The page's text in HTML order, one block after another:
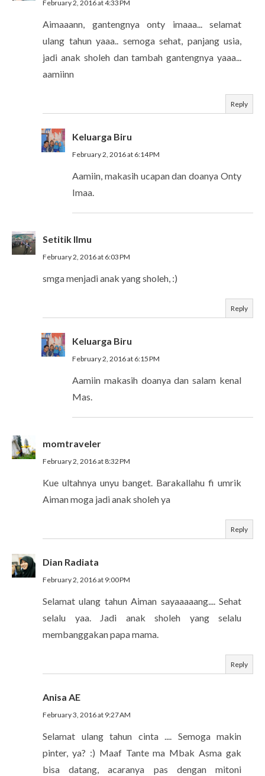
February 2, 2016 at 4:33 PM
Aimaaann, gantengnya onty imaaa... selamat
ulang tahun yaaa.. semoga sehat, panjang usia,
jadi anak sholeh dan tambah gantengnya yaaa...
aamiinn
Reply
Keluarga Biru
February 2, 2016 at 6:14 PM
Aamiin, makasih ucapan dan doanya Onty
Imaa.
Setitik Ilmu
February 2, 2016 at 6:03 PM
smga menjadi anak yang sholeh, :)
Reply
Keluarga Biru
February 2, 2016 at 6:15 PM
Aamiin makasih doanya dan salam kenal
Mas.
momtraveler
February 2, 2016 at 8:32 PM
Kue ultahnya unyu banget. Barakallahu fi umrik
Aiman moga jadi anak sholeh ya
Reply
Dian Radiata
February 2, 2016 at 9:00 PM
Selamat ulang tahun Aiman sayaaaaang.... Sehat
selalu yaa. Jadi anak sholeh yang selalu
membanggakan papa mama.
Reply
Anisa AE
February 3, 2016 at 9:27 AM
Selamat ulang tahun cinta .... Semoga makin
pinter, ya? :) Maaf Tante ma Mbak Asma gak
bisa datang, acaranya pas dengan mitoni